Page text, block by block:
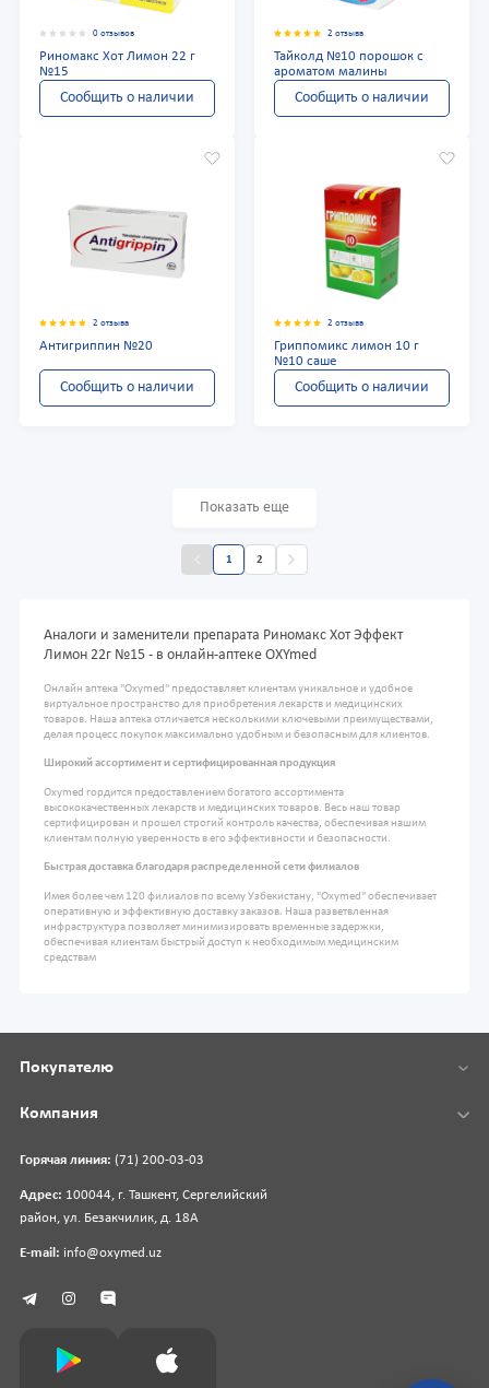
0 отзывов
Риномакс Хот Лимон 22 г
№15
Сообщить о наличии
2 отзыва
Тайколд №10 порошок с
ароматом малины
Сообщить о наличии
2 отзыва
Антигриппин №20
Сообщить о наличии
2 отзыва
Гриппомикс лимон 10 г
№10 саше
Сообщить о наличии
Показать еще
1 2
Аналоги и заменители препарата Риномакс Хот Эффект
Лимон 22г №15 - в онлайн-аптеке OXYmed
Онлайн аптека "Oxymed" предоставляет клиентам уникальное и удобное
виртуальное пространство для приобретения лекарств и медицинских
товаров. Наша аптека отличается несколькими ключевыми преимуществами,
делая процесс покупок максимально удобным и безопасным для клиентов.
Широкий ассортимент и сертифицированная продукция
Oxymed гордится предоставлением богатого ассортимента
высококачественных лекарств и медицинских товаров. Весь наш товар
сертифицирован и прошел строгий контроль качества, обеспечивая нашим
клиентам полную уверенность в его эффективности и безопасности.
Быстрая доставка благодаря распределенной сети филиалов
Имея более чем 120 филиалов по всему Узбекистану, "Oxymed" обеспечивает
оперативную и эффективную доставку заказов. Наша разветвленная
инфраструктура позволяет минимизировать временные задержки,
обеспечивая клиентам быстрый доступ к необходимым медицинским
средствам
Горячая линия: (71) 200-03-03
Адрес: 100044, г. Ташкент, Сергелийский
район, ул. Безакчилик, д. 18А
E-mail: info@oxymed.uz
Покупателю
Компания